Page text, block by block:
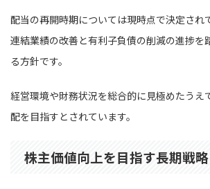
配当の再開時期については現時点で決定され
連結業績の改善と有利子負債の削減の進捗を
る方針です。
経営環境や財務状況を総合的に見極めたうえ
配を目指すとされています。
株主価値向上を目指す長期戦略